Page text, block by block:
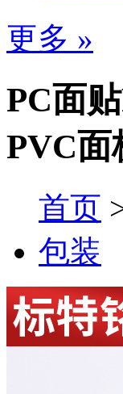
更多 »
PC面
PVC面
首页
包装